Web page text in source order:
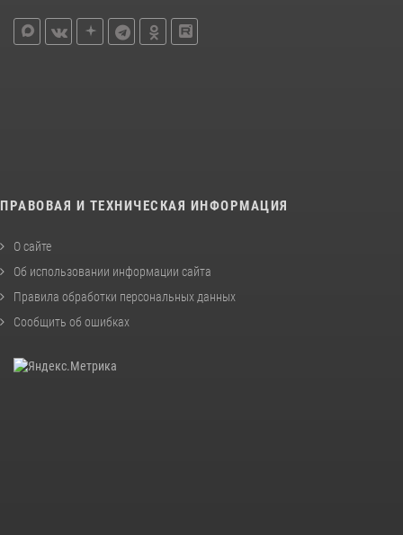
ПРАВОВАЯ И ТЕХНИЧЕСКАЯ ИНФОРМАЦИЯ
О сайте
Об использовании информации сайта
Правила обработки персональных данных
Сообщить об ошибках